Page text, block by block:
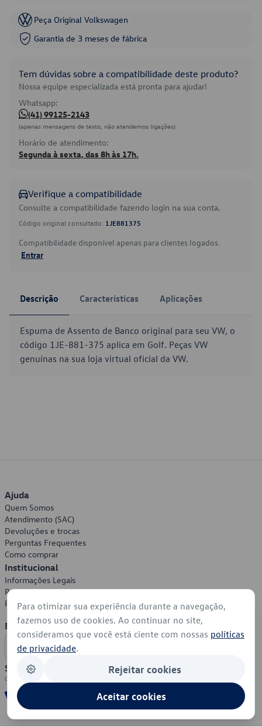
Peça Original Volkswagen
Garantia de 3 meses de fábrica
Tem dúvidas sobre a compatibilidade deste produto?
Nossa equipe especializada está pronta para ajudar!
Whatsapp:
(41) 99125-2143
(apenas mensagens de texto, não atendemos ligações)
Horário de atendimento:
Segunda à sexta, das 8h às 17h.
Verifique a compatibilidade
Consulte a compatibilidade fazendo login na sua conta.
Código original consultado: 1JE881375
Compatibilidade disponível apenas para clientes logados.
Entrar
Descrição Características Aplicações
Espuma de Assento de Banco original para seu VW, o
código 1JE-881-375 aplica em Golf. Peças VW
genuínas na sua loja virtual oficial da VW.
Ajuda
Quem Somos
Atendimento (SAC)
Devoluções e trocas
Perguntas Frequentes
Como comprar
Institucional
Informações Legais
Política de Privacidade
Política de Cookies
Formas de Pagamento
Segurança
Para otimizar sua experiência durante a navegação,
fazemos uso de cookies. Ao continuar no site,
consideramos que você está ciente com nossas políticas
de privacidade.
Rejeitar cookies
Aceitar cookies